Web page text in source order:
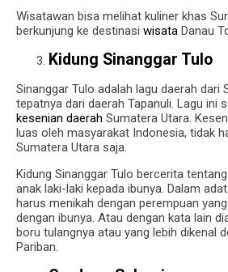
Wisatawan bisa melihat kuliner khas
berkunjung ke destinasi wisata Danau
Kidung Sinanggar Tulo
Sinanggar Tulo adalah lagu daerah dari
tepatnya dari daerah Tapanuli. Lagu ini
kesenian daerah Sumatera Utara.
luas oleh masyarakat Indonesia, tidak
Sumatera Utara saja.
Kidung Sinanggar Tulo bercerita
anak laki-laki kepada ibunya. Dalam
harus menikah dengan perempuan
dengan ibunya. Atau dengan kata lain
boru tulangnya atau yang lebih dikenal
Pariban.